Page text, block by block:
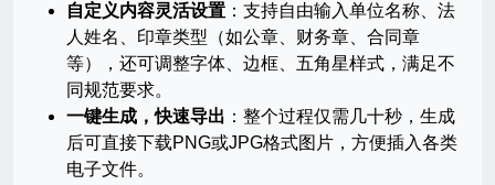
自定义内容灵活设置 ：支持自由输入单位名称、法
人姓名、印章类型（如公章、财务章、合同章
等），还可调整字体、边框、五角星样式，满足不
同规范要求。
一键生成，快速导出 ：整个过程仅需几十秒，生成
后可直接下载PNG或JPG格式图片，方便插入各类
电子文件。